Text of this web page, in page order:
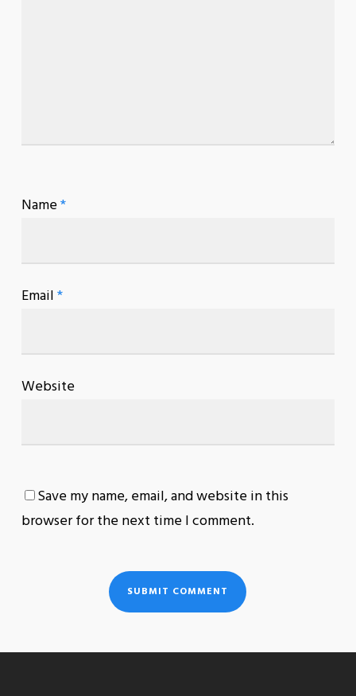
Name*
Email*
Website
Save my name, email, and website in this
browser for the next time I comment.